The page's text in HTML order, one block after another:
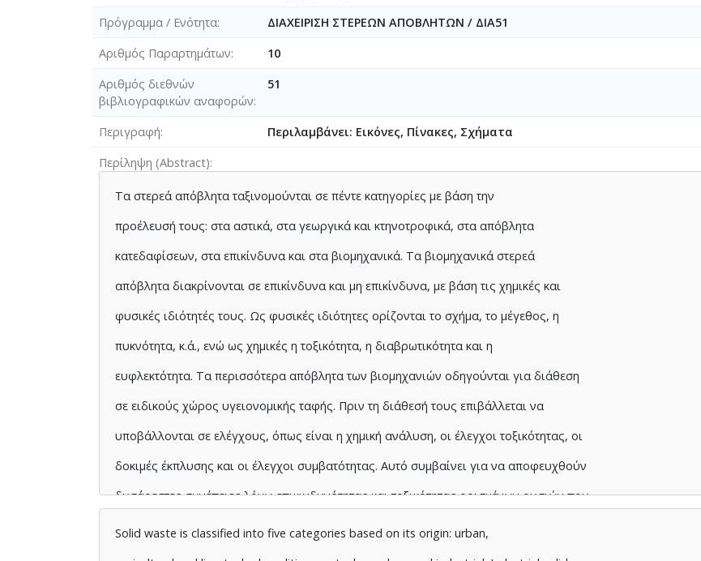
Πρόγραμμα / Ενότητα
ΔΙΑΧΕΙΡΙΣΗ ΣΤΕΡΕΩΝ ΑΠΟΒΛΗΤΩΝ / ΔΙΑ51
Αριθμός Παραρτημάτων
10
Αριθμός διεθνών
βιβλιογραφικών αναφορών
51
Περιγραφή
Περιλαμβάνει: Εικόνες, Πίνακες, Σχήματα
Περίληψη (Abstract)
Τα στερεά απόβλητα ταξινομούνται σε πέντε κατηγορίες με βάση την
προέλευσή τους: στα αστικά, στα γεωργικά και κτηνοτροφικά, στα απόβλητα
κατεδαφίσεων, στα επικίνδυνα και στα βιομηχανικά. Τα βιομηχανικά στερεά
απόβλητα διακρίνονται σε επικίνδυνα και μη επικίνδυνα, με βάση τις χημικές και
φυσικές ιδιότητές τους. Ως φυσικές ιδιότητες ορίζονται το σχήμα, το μέγεθος, η
πυκνότητα, κ.ά., ενώ ως χημικές η τοξικότητα, η διαβρωτικότητα και η
ευφλεκτότητα. Τα περισσότερα απόβλητα των βιομηχανιών οδηγούνται για διάθεση
σε ειδικούς χώρος υγειονομικής ταφής. Πριν τη διάθεσή τους επιβάλλεται να
υποβάλλονται σε ελέγχους, όπως είναι η χημική ανάλυση, οι έλεγχοι τοξικότητας, οι
δοκιμές έκπλυσης και οι έλεγχοι συμβατότητας. Αυτό συμβαίνει για να αποφευχθούν
δυσάρεστες συνέπειες λόγω επικινδυνότητας και τοξικότητας ορισμένων ουσιών που
περιέχονται στα στερεά βιομηχανικά απόβλητα και μπορεί να αποτελούν απειλή για
το περιβάλλον και τον άνθρωπο. Τα απόβλητα υποβάλλονται σε τεχνικές
Solid waste is classified into five categories based on its origin: urban,